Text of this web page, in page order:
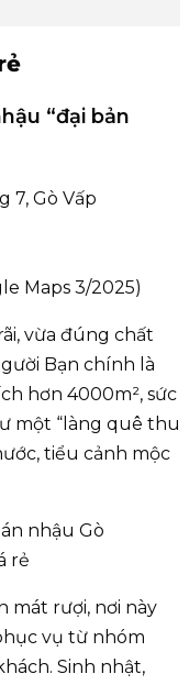
“đại bản
7, Gò Vấp
Maps 3/2025)
vừa đúng chất
Bạn chính là
hơn 4000m², sức
một “làng quê thu
tiểu cảnh mộc
mát rượi, nơi này
vụ từ nhóm
Sinh nhật,